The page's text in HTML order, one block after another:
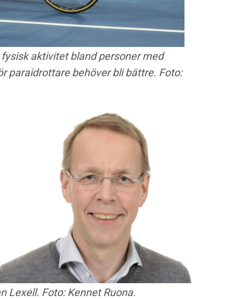
aktivitet bland personer med
paraidrottare behöver bli bättre. Foto:
Lexell. Foto: Kennet Ruona.